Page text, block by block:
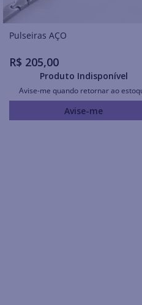
Pulseiras AÇO
R$ 205,00
Produto Indisponível
Avise-me quando retornar ao
Avise-me